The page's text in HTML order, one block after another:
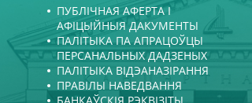
ПУБЛІЧНАЯ АФЕРТА І
АФІЦЫЙНЫЯ ДАКУМЕНТЫ
ПАЛІТЫКА ПА АПРАЦОЎЦЫ
ПЕРСАНАЛЬНЫХ ДАДЗЕНЫХ
ПАЛІТЫКА ВІДЭАНАЗІРАННЯ
ПРАВІЛЫ НАВЕДВАННЯ